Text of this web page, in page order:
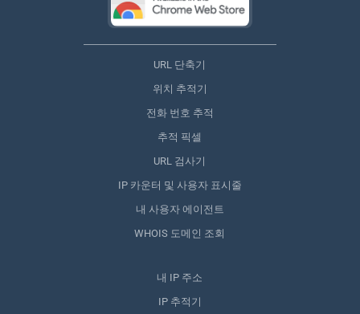
URL 단축기
위치 추적기
전화 번호 추적
추적 픽셀
URL 검사기
IP 카운터 및 사용자 표시줄
내 사용자 에이전트
WHOIS 도메인 조회
내 IP 주소
IP 추적기